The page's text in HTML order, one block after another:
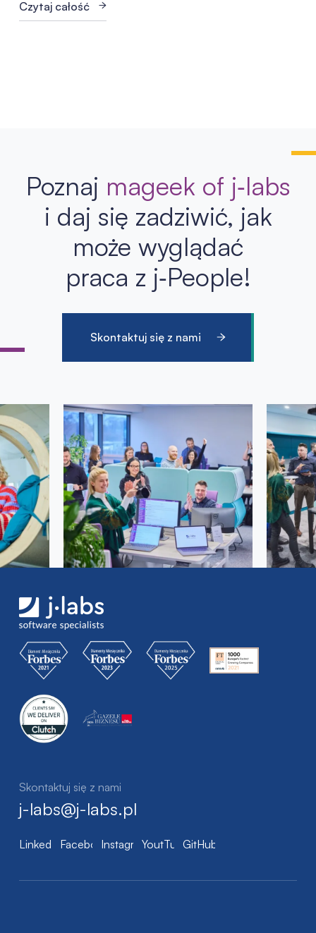
Czytaj całość
Poznaj mageek of j‑labs
i daj się zadziwić, jak
może wyglądać
praca z j‑People!
Skontaktuj się z nami
Skontaktuj się z nami
j-labs@j-labs.pl
LinkedIn FacebookInstagramYoutTubeGitHub